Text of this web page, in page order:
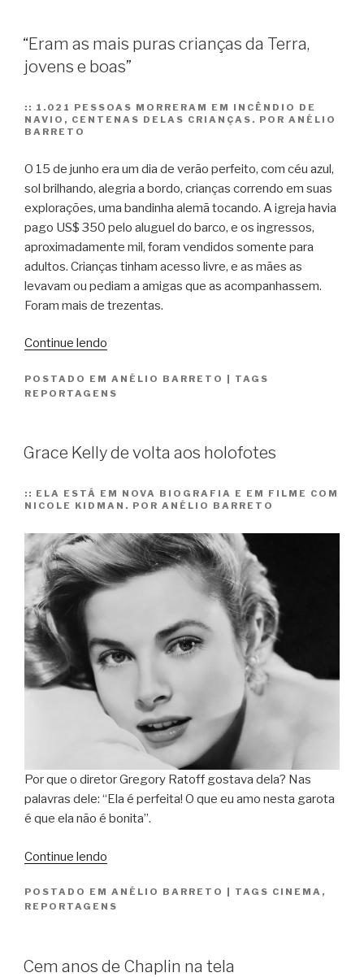
“Eram as mais puras crianças da Terra,
jovens e boas”
:: 1.021 PESSOAS MORRERAM EM INCÊNDIO DE
NAVIO, CENTENAS DELAS CRIANÇAS. POR ANÉLIO
BARRETO
O 15 de junho era um dia de verão perfeito, com céu azul,
sol brilhando, alegria a bordo, crianças correndo em suas
explorações, uma bandinha alemã tocando. A igreja havia
pago US$ 350 pelo aluguel do barco, e os ingressos,
aproximadamente mil, foram vendidos somente para
adultos. Crianças tinham acesso livre, e as mães as
levavam ou pediam a amigas que as acompanhassem.
Foram mais de trezentas.
Continue lendo
mais
puras
Terra,
e
POSTADO EM ANÉLIO BARRETO | TAGS
REPORTAGENS
Grace Kelly de volta aos holofotes
:: ELA ESTÁ EM NOVA BIOGRAFIA E EM FILME COM
NICOLE KIDMAN. POR ANÉLIO BARRETO
Por que o diretor Gregory Ratoff gostava dela? Nas
palavras dele: “Ela é perfeita! O que eu amo nesta garota
é que ela não é bonita”.
Continue lendo
de
volta
POSTADO EM ANÉLIO BARRETO TAGS CINEMA ,
REPORTAGENS
Cem anos de Chaplin na tela